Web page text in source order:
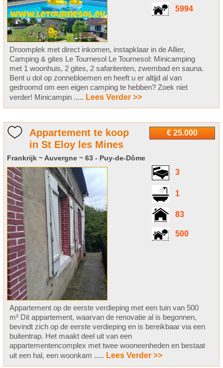
5994
Droomplek met direct inkomen, instapklaar in de Allier,
Camping & gites Le Tournesol Le Tournesol: Minicamping
met 1 woonhuis, 2 gites, 2 safaritenten, zwembad en sauna.
Bent u dol op zonnebloemen en heeft u er altijd al van
gedroomd om een eigen camping te hebben? Zoek niet
verder! Minicampin ..... Lees Verder >>
€ 25.000
Appartement te koop
in St Eloy les Mines
Frankrijk ~ Auvergne ~ 63 - Puy-de-Dôme
3
1
83
500
Appartement op de eerste verdieping met een tuin van 500
m² Dit appartement, waarvan de renovatie al is begonnen,
bevindt zich op de eerste verdieping en is bereikbaar via een
buitentrap. Het maakt deel uit van een
appartementencomplex met twee wooneenheden en bestaat
uit een hal, een woonkam ..... Lees Verder >>